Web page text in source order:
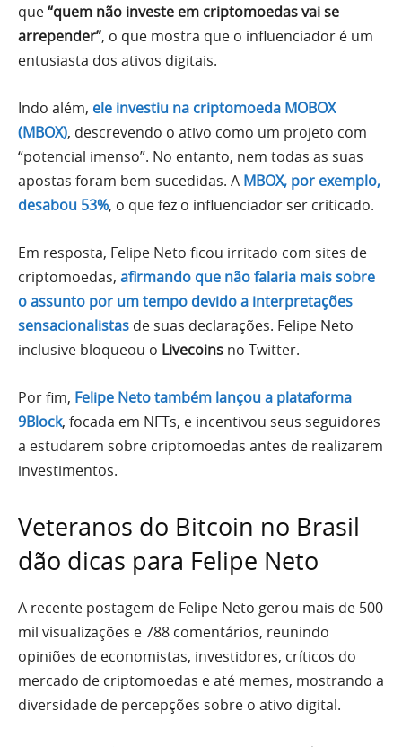
que“quem não investe em criptomoedas vai se
arrepender”, o que mostra que o influenciador é um
entusiasta dos ativos digitais.
Indo além, ele investiu na criptomoeda MOBOX
(MBOX), descrevendo o ativo como um projeto com
“potencial imenso”. No entanto, nem todas as suas
apostas foram bem-sucedidas. A MBOX, por exemplo,
desabou 53%, o que fez o influenciador ser criticado.
Em resposta, Felipe Neto ficou irritado com sites de
criptomoedas, afirmando que não falaria mais sobre
o assunto por um tempo devido a interpretações
sensacionalistas de suas declarações. Felipe Neto
inclusive bloqueou o Livecoins no Twitter.
Por fim, Felipe Neto também lançou a plataforma
9Block, focada em NFTs, e incentivou seus seguidores
a estudarem sobre criptomoedas antes de realizarem
investimentos.
Veteranos do Bitcoin no Brasil
dão dicas para Felipe Neto
A recente postagem de Felipe Neto gerou mais de 500
mil visualizações e 788 comentários, reunindo
opiniões de economistas, investidores, críticos do
mercado de criptomoedas e até memes, mostrando a
diversidade de percepções sobre o ativo digital.